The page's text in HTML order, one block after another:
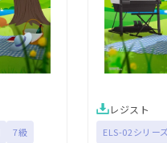
7級
レジスト
ELS-02シリー